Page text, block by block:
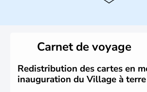
remonte au 24 août 1991.
Odessa sont les principales villes
Carnet de voyage
Redistribution des cartes en
inauguration du Village à terre